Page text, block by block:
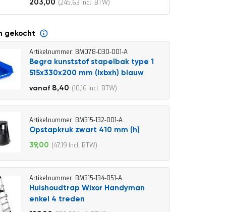
Vanaf
203,00 245,63
gekocht
Artikelnummer: BM078-030-001-A
Begra kunststof stapelbak type 1
515x330x200 mm (lxbxh) blauw
vanaf 8,40 10,16
9,30
11,25
Artikelnummer: BM315-132-001-A
Opstapkruk zwart 410 mm (h)
Speciale
39,00 47,19
Artikelnummer: BM315-134-051-A
Huishoudtrap Wixor Handyman
enkel 4 treden